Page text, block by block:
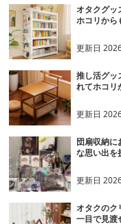
オタクグッ
ホコリから
更新日
推し活グッ
れてホコリ
更新日
団扇収納に
な思い出を
更新日
オタクのク
一目で見渡